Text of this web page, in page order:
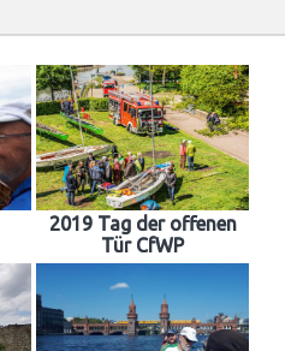
2019 Tag der offenen
Tür CfWP